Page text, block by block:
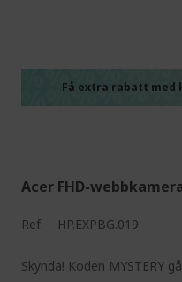
Få extra rabatt med
Acer FHD-
Ref. HP.EXPBG.019
Skynda! Koden MYSTERY